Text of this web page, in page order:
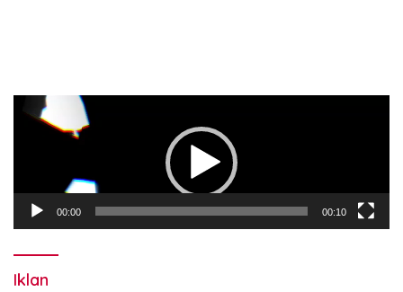
Pemutar
Video
00:00 00:10
Iklan